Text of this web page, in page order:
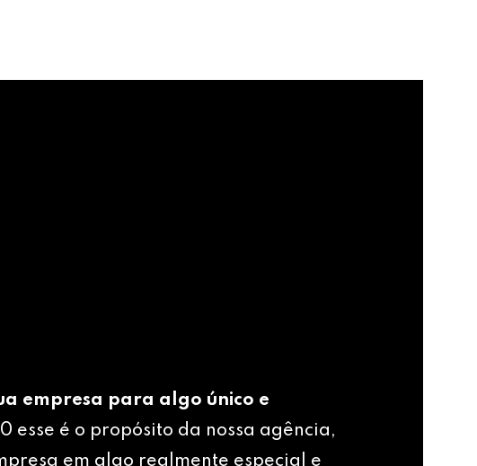
empresa para algo único e
esse é o propósito da nossa agência,
em algo realmente especial e